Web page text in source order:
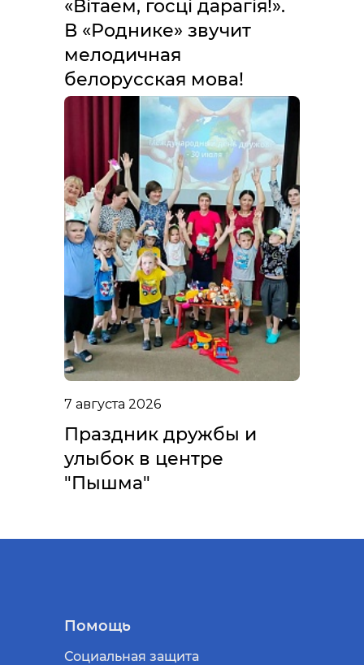
«Вітаем, госці дарагія!».
В «Роднике» звучит
мелодичная
белорусская мова!
7 августа 2026
Праздник дружбы и
улыбок в центре
"Пышма"
Помощь
Социальная защита